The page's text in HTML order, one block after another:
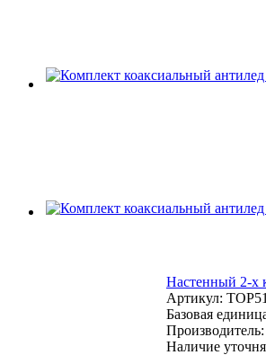
Настенный 2-х
Артикул:
Базовая
Производитель:
Наличие